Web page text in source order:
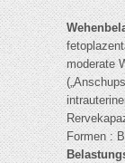
moderate
Formen :